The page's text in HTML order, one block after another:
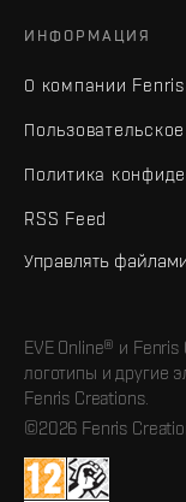
ИНФОРМАЦИЯ
О компании Fenris
Политика
RSS Feed
Управлять
EVE Online® и
логотипы и другие
Fenris Creations.
©2026 Fenris